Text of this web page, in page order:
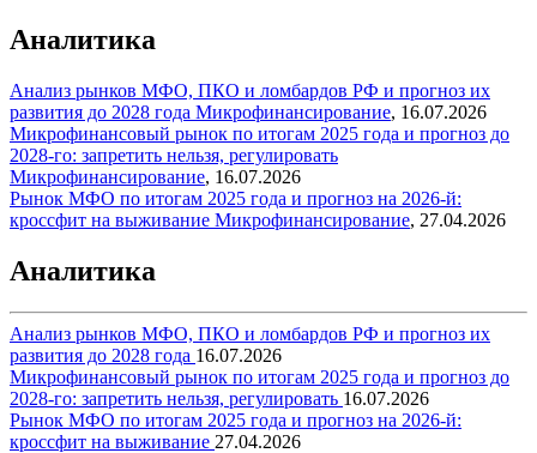
Аналитика
Анализ рынков МФО, ПКО и ломбардов РФ и прогноз их
развития до 2028 года Микрофинансирование, 16.07.2026
Микрофинансовый рынок по итогам 2025 года и прогноз до
2028-го: запретить нельзя, регулировать
Микрофинансирование, 16.07.2026
Рынок МФО по итогам 2025 года и прогноз на 2026-й:
кроссфит на выживание Микрофинансирование, 27.04.2026
Аналитика
Анализ рынков МФО, ПКО и ломбардов РФ и прогноз их
развития до 2028 года 16.07.2026
Микрофинансовый рынок по итогам 2025 года и прогноз до
2028-го: запретить нельзя, регулировать 16.07.2026
Рынок МФО по итогам 2025 года и прогноз на 2026-й:
кроссфит на выживание 27.04.2026